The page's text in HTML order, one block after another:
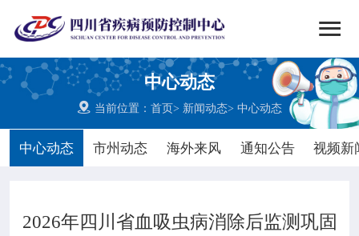

中心动态
 当前位置：首页> 新闻动态>中心动态
中心动态 市州动态 海外来风 通知公告 视频新

网站首页
中心概况 
新闻动态 
2026年四川省血吸虫病消除后监测巩固